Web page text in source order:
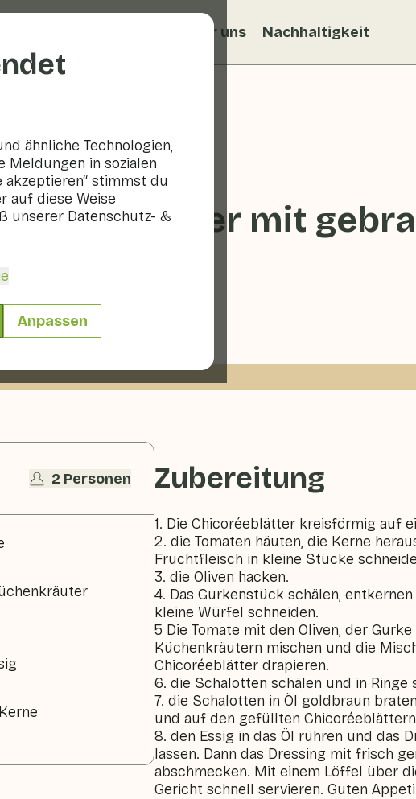
ähnliche Technologien,
Meldungen in sozialen
akzeptieren“ stimmst du
auf diese Weise
unserer Datenschutz- &
Anpassen
Über uns Nachhaltigkeit
mit
0 - 10 min
2 Personen Zubereitung
1. Die Chicoréeblätter kreisförmig auf
2. die Tomaten häuten, die Kerne
Fruchtfleisch in kleine Stücke
3. die Oliven hacken.
4. Das Gurkenstück schälen,
kleine Würfel schneiden.
5 Die Tomate mit den Oliven, der
Küchenkräutern mischen und die
Chicoréeblätter drapieren.
6. die Schalotten schälen und in Ringe
7. die Schalotten in Öl goldbraun
und auf den gefüllten
8. den Essig in das Öl rühren und das
lassen. Dann das Dressing mit frisch
abschmecken. Mit einem Löffel über
Gericht schnell servieren. Guten